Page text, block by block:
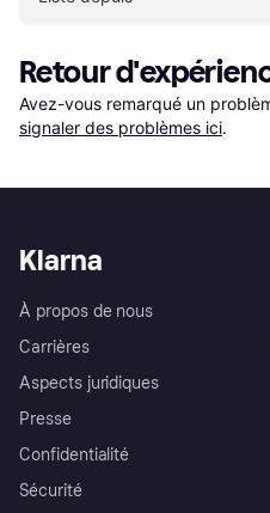
Retour
Avez-vous remarqué un
signaler des problèmes ici.
Klarna
À propos de nous
Carrières
Aspects juridiques
Presse
Confidentialité
Sécurité